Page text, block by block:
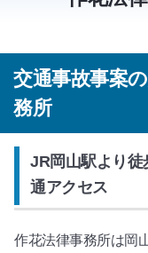
交通事故事案
務所
JR岡山駅より徒
通アクセス
作花法律事務所は岡